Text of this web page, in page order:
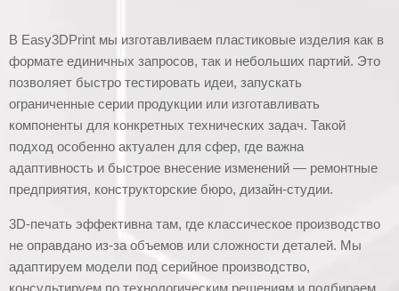
В Easy3DPrint мы изготавливаем пластиковые изделия как в
формате единичных запросов, так и небольших партий. Это
позволяет быстро тестировать идеи, запускать
ограниченные серии продукции или изготавливать
компоненты для конкретных технических задач. Такой
подход особенно актуален для сфер, где важна
адаптивность и быстрое внесение изменений — ремонтные
предприятия, конструкторские бюро, дизайн-студии.
3D-печать эффективна там, где классическое производство
не оправдано из-за объемов или сложности деталей. Мы
адаптируем модели под серийное производство,